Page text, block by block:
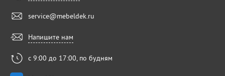
service@mebeldek.ru
Напишите нам
с 9:00 до 17:00, по будням